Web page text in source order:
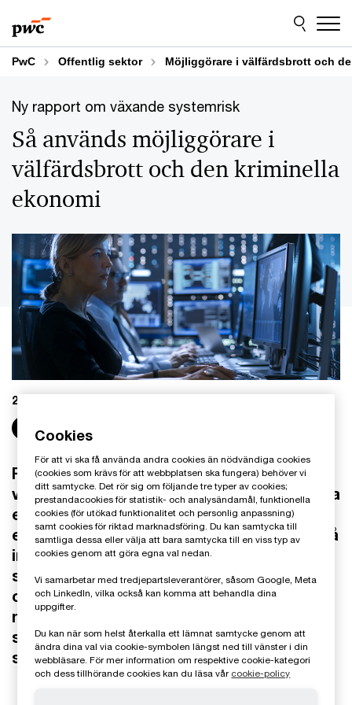
to
content
to
footer
PwC Offentlig sektor Möjliggörare i välfärdsbrott och
Ny rapport om växande systemrisk
Så används möjliggörare i
välfärdsbrott och den kriminella
ekonomi
2026-07-01
Share
Fenomenet möjliggörare har blivit en allt
viktigare fråga i arbetet mot den kriminella
ekonomin. I takt med att den kriminella
ekonomin växer ökar också efterfrågan på
individer med tillgång till information,
system och beslutsmandat. För
organisationer och företag innebär det
nya risker – och ett ökat behov av att
stärka både intern kontroll och
säkerhetskultur.
Cookies
För att vi ska få använda andra cookies än nödvändiga cookies
(cookies som krävs för att webbplatsen ska fungera) behöver vi
ditt samtycke. Det rör sig om följande tre typer av cookies;
prestandacookies för statistik- och analysändamål, funktionella
cookies (för utökad funktionalitet och personlig anpassning)
samt cookies för riktad marknadsföring. Du kan samtycka till
samtliga dessa eller välja att bara samtycka till en viss typ av
cookies genom att göra egna val nedan.
Vi samarbetar med tredjepartsleverantörer, såsom Google, Meta
och LinkedIn, vilka också kan komma att behandla dina
uppgifter.
Du kan när som helst återkalla ett lämnat samtycke genom att
ändra dina val via cookie-symbolen längst ned till vänster i din
webbläsare. För mer information om respektive cookie-kategori
och dess tillhörande cookies kan du läsa vår cookie-policy